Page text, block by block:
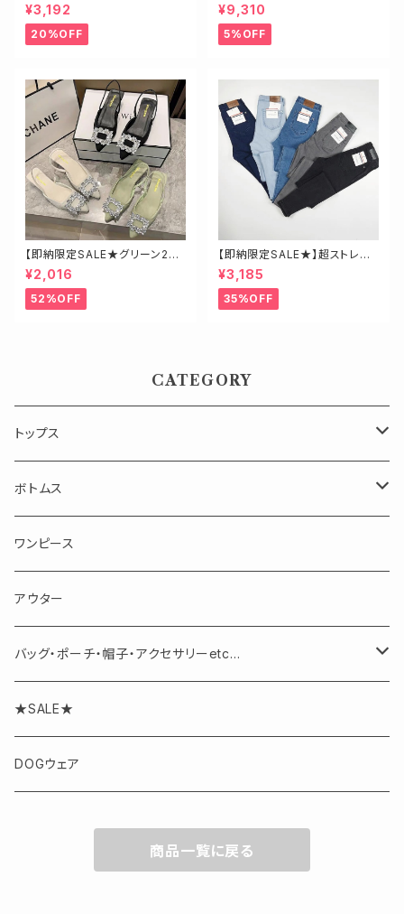
ビッグチェーンバッグ
¥3,192
20%OFF
メ】ゴールド金具ロングブーツ
¥9,310
5%OFF
【即納限定SALE★グリーン23.
5】ビジューミュール
¥2,016
52%OFF
【即納限定SALE★】超ストレッ
チ！ハイウエストスキニーデニ
ム 細身さんにオススメ♡
¥3,185
35%OFF
CATEGORY
トップス
長袖
半袖・ノースリーブ
ボトムス
スカート
パンツ
ワンピース
アウター
バッグ・ポーチ・帽子・アクセサリーetc...
アクセサリー
★SALE★
DOGウェア
商品一覧に戻る